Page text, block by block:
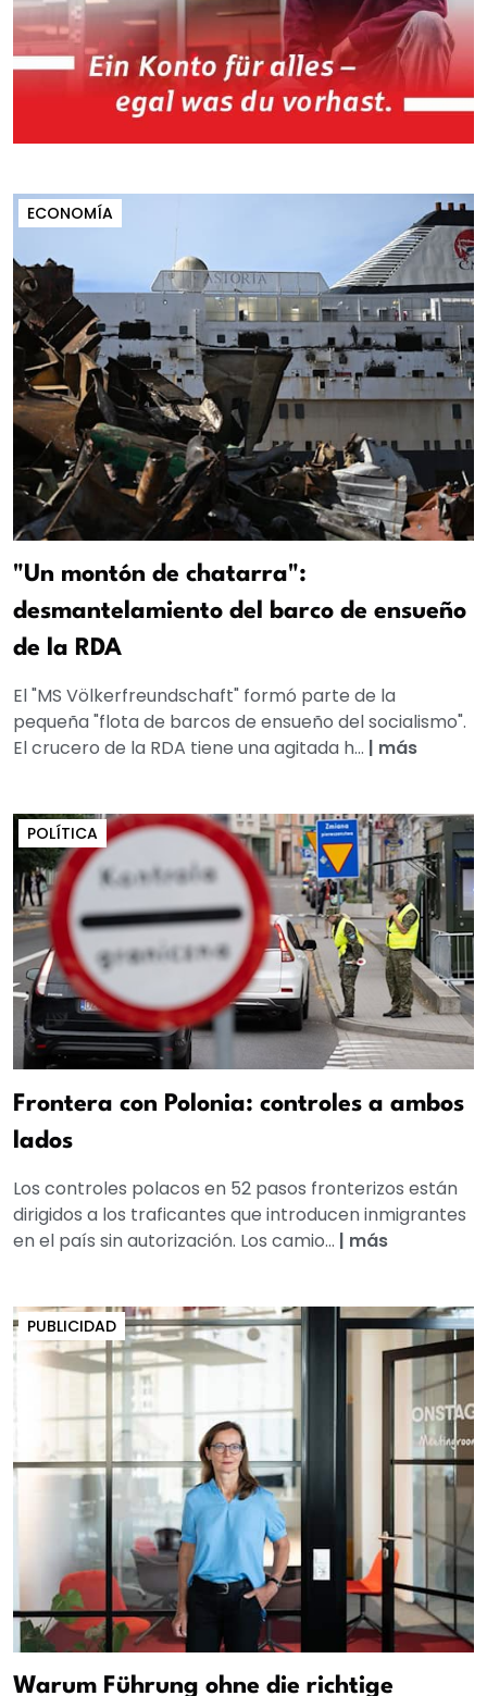
ECONOMÍA
"Un montón de chatarra":
desmantelamiento del barco de ensueño
de la RDA
El "MS Völkerfreundschaft" formó parte de la
pequeña "flota de barcos de ensueño del socialismo".
El crucero de la RDA tiene una agitada h... | más
POLÍTICA
Frontera con Polonia: controles a ambos
lados
Los controles polacos en 52 pasos fronterizos están
dirigidos a los traficantes que introducen inmigrantes
en el país sin autorización. Los camio... | más
PUBLICIDAD
Warum Führung ohne die richtige